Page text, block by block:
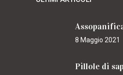
8 Maggio 2021